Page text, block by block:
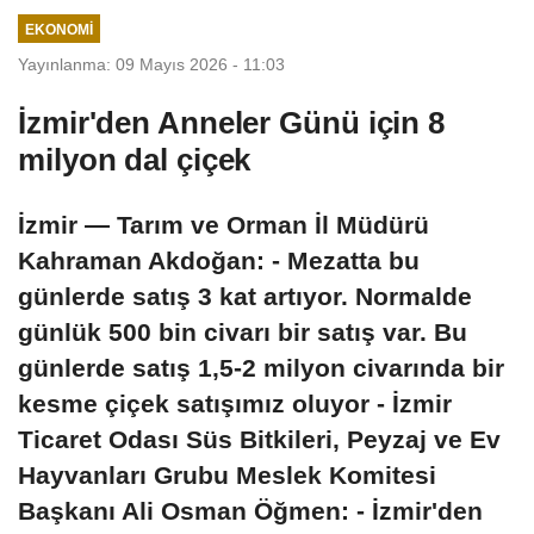
sayıda kişi
yaralandı
EKONOMI
Yayınlanma: 09 Mayıs 2026 - 11:03
İzmir'den Anneler Günü için 8
milyon dal çiçek
İzmir — Tarım ve Orman İl Müdürü
Kahraman Akdoğan: - Mezatta bu
günlerde satış 3 kat artıyor. Normalde
günlük 500 bin civarı bir satış var. Bu
günlerde satış 1,5-2 milyon civarında bir
kesme çiçek satışımız oluyor - İzmir
Ticaret Odası Süs Bitkileri, Peyzaj ve Ev
Hayvanları Grubu Meslek Komitesi
Başkanı Ali Osman Öğmen: - İzmir'den